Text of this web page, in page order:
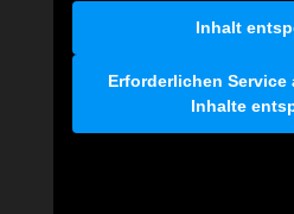
Inhalt
Erforderlichen Service
Inhalte